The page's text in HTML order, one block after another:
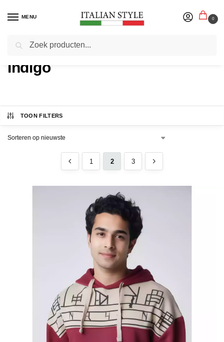
MENU 0
Home Product Merk / Pagina 2
Indigo
TOON FILTERS
1 2 3